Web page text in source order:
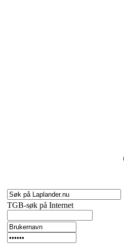
TGB-søk på Internet